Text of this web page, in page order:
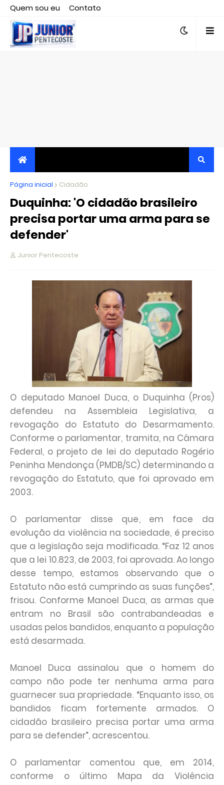
Quem sou eu
Contato
Editor responsável, jornalista Clovis Almeida.
JORNALISMO INDEPENDENTE, TRANSPARENTE E
CRÍTICO
Página inicial Cidadão
Duquinha: 'O cidadão brasileiro
precisa portar uma arma para se
defender'
Junior Pentecoste
O deputado Manoel Duca, o Duquinha (Pros)
defendeu na Assembleia Legislativa, a
revogação do Estatuto do Desarmamento.
Conforme o parlamentar, tramita, na Câmara
Federal, o projeto de lei do deputado Rogério
Peninha Mendonça (PMDB/SC) determinando a
revogação do Estatuto, que foi aprovado em
2003.
O parlamentar disse que, em face da
evolução da violência na sociedade, é preciso
que a legislação seja modificada. “Faz 12 anos
que a lei 10.823, de 2003, foi aprovada. Ao longo
desse tempo, estamos observando que o
Estatuto não está cumprindo as suas funções”,
frisou. Conforme Manoel Duca, as armas que
entram no Brasil são contrabandeadas e
usadas pelos bandidos, enquanto a população
está desarmada.
Manoel Duca assinalou que o homem do
campo não pode ter nenhuma arma para
guarnecer sua propriedade. “Enquanto isso, os
bandidos ficam fortemente armados. O
cidadão brasileiro precisa portar uma arma
para se defender”, acrescentou.
O parlamentar comentou que, em 2014,
conforme o último Mapa da Violência